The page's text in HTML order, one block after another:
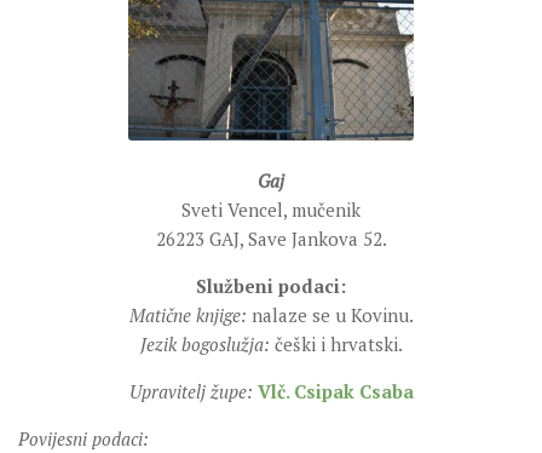
Gaj
Sveti Vencel, mučenik
26223 GAJ, Save Jankova 52.
Službeni podaci:
Matične knjige: nalaze se u Kovinu.
Jezik bogoslužja: češki i hrvatski.
Upravitelj župe: Vlč. Csipak Csaba
Povijesni podaci: